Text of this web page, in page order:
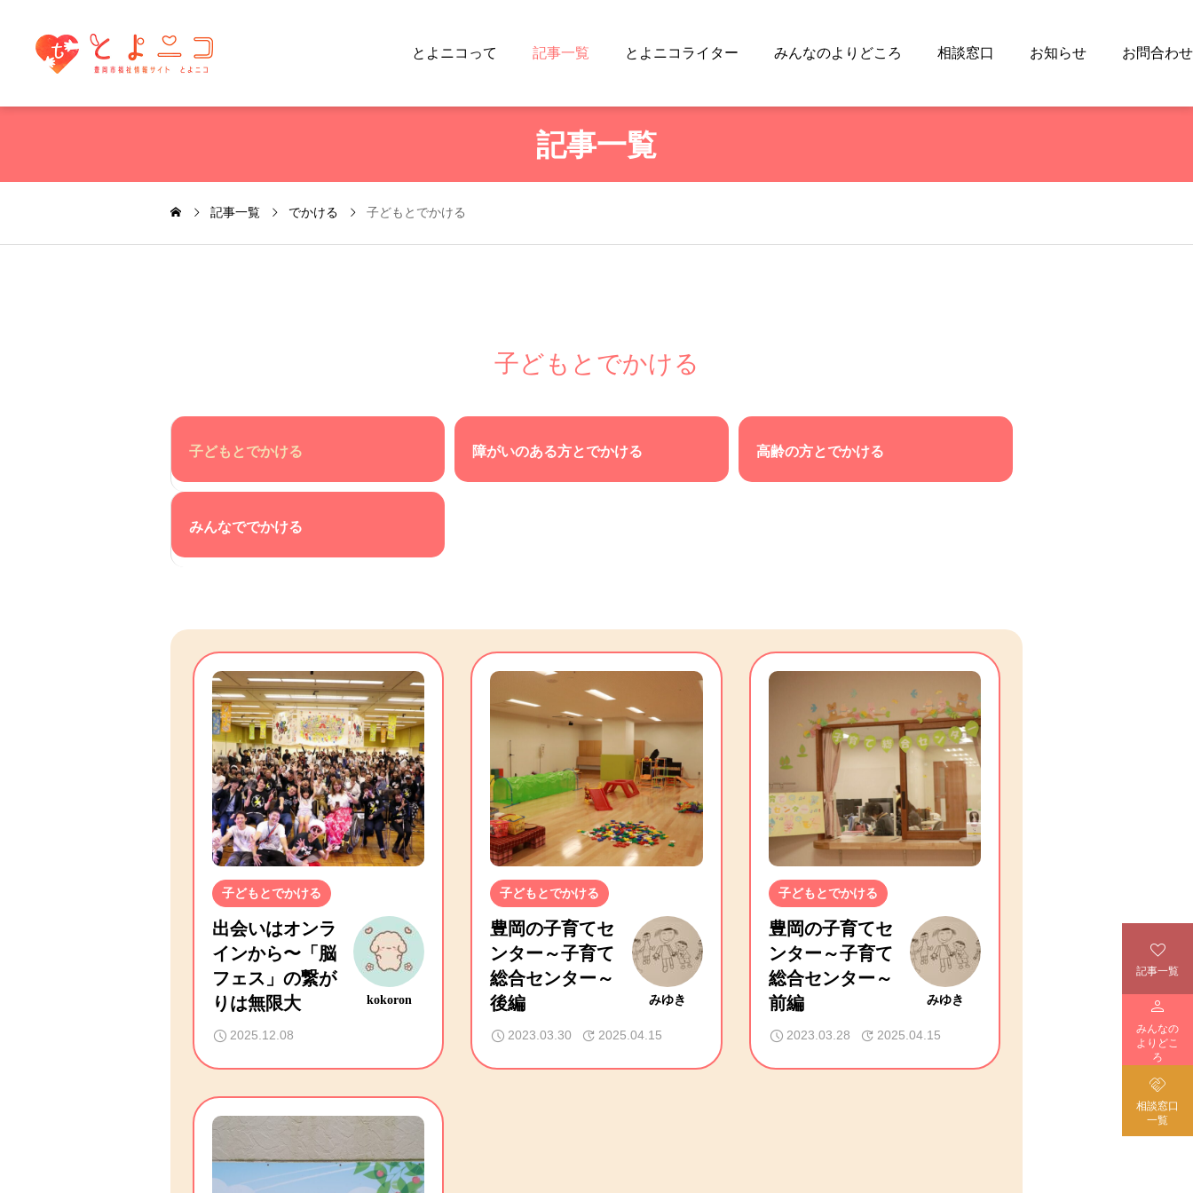
とよニコって 記事一覧 とよニコライター みんなのよりどころ 相談窓口 お知らせ お問合わせ

記事一覧

みんなの
よりどこ
ろ

相談窓口
一覧
記事一覧
記事一覧 でかける 子どもとでかける
子どもとでかける
子どもとでかける 障がいのある方とでかける 高齢の方とでかける
みんなででかける
子どもとでかける
出会いはオンラ
インから〜「脳
フェス」の繋が
りは無限大
kokoron
2025.12.08
子どもとでかける
豊岡の子育てセ
ンター～子育て
総合センター～
後編
みゆき
2023.03.30 2025.04.15
子どもとでかける
豊岡の子育てセ
ンター～子育て
総合センター～
前編
みゆき
2023.03.28 2025.04.15